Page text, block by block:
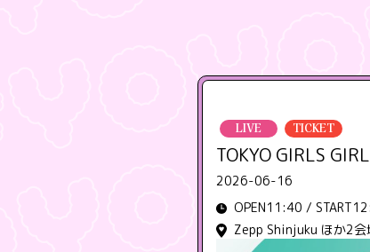
LIVE TICKET
TOKYO GIRLS
2026-06-16
OPEN11:40 /
Zepp Shinjuku ほか2会